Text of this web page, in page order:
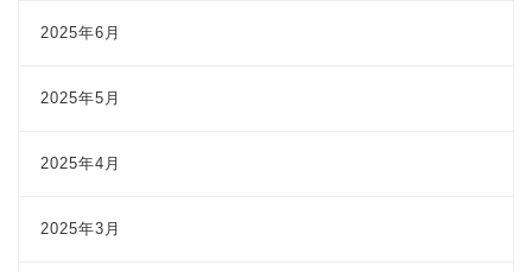
2025年6月
2025年5月
2025年4月
2025年3月